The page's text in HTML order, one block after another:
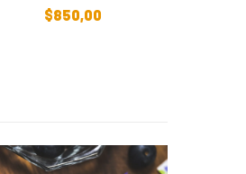
$850,00